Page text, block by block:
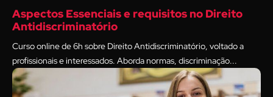
Aspectos Essenciais e requisitos no Direito
Antidiscriminatório
Curso online de 6h sobre Direito Antidiscriminatório, voltado a
profissionais e interessados. Aborda normas, discriminação...